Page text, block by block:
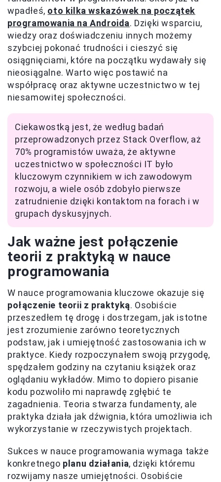
wpadłeś, oto kilka wskazówek na początek
programowania na Androida. Dzięki wsparciu,
wiedzy oraz doświadczeniu innych możemy
szybciej pokonać trudności i cieszyć się
osiągnięciami, które na początku wydawały się
nieosiągalne. Warto więc postawić na
współpracę oraz aktywne uczestnictwo w tej
niesamowitej społeczności.
Ciekawostką jest, że według badań
przeprowadzonych przez Stack Overflow, aż
70% programistów uważa, że aktywne
uczestnictwo w społeczności IT było
kluczowym czynnikiem w ich zawodowym
rozwoju, a wiele osób zdobyło pierwsze
zatrudnienie dzięki kontaktom na forach i w
grupach dyskusyjnych.
Jak ważne jest połączenie
teorii z praktyką w nauce
programowania
W nauce programowania kluczowe okazuje się
połączenie teorii z praktyką. Osobiście
przeszedłem tę drogę i dostrzegam, jak istotne
jest zrozumienie zarówno teoretycznych
podstaw, jak i umiejętność zastosowania ich w
praktyce. Kiedy rozpoczynałem swoją przygodę,
spędzałem godziny na czytaniu książek oraz
oglądaniu wykładów. Mimo to dopiero pisanie
kodu pozwoliło mi naprawdę zgłębić te
zagadnienia. Teoria stwarza fundamenty, ale
praktyka działa jak dźwignia, która umożliwia ich
wykorzystanie w rzeczywistych projektach.
Sukces w nauce programowania wymaga także
konkretnego planu działania, dzięki któremu
rozwijamy nasze umiejętności. Osobiście